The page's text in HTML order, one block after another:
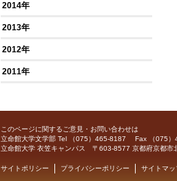
2014年
2013年
2012年
2011年
このページに関するご意見・お問い合わせは
立命館大学文学部 Tel （075）465-8187 Fax （075）
立命館大学 衣笠キャンパス 〒603-8577 京都府京都市
サイトポリシー プライバシーポリシー サイトマッ